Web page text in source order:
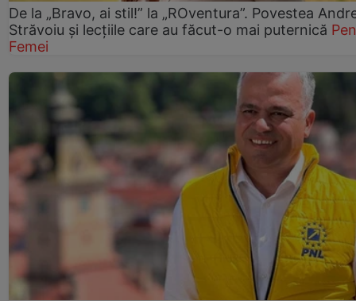
De la „Bravo, ai stil!” la „ROventura”. Povestea
Străvoiu și lecțiile care au făcut-o mai puternică
Femei